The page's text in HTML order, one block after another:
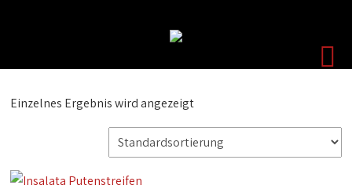
Einzelnes Ergebnis wird angezeigt